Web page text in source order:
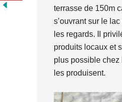
terrasse de 150m
s’ouvrant sur le
les regards. Il
produits locaux et
plus possible chez
les produisent.